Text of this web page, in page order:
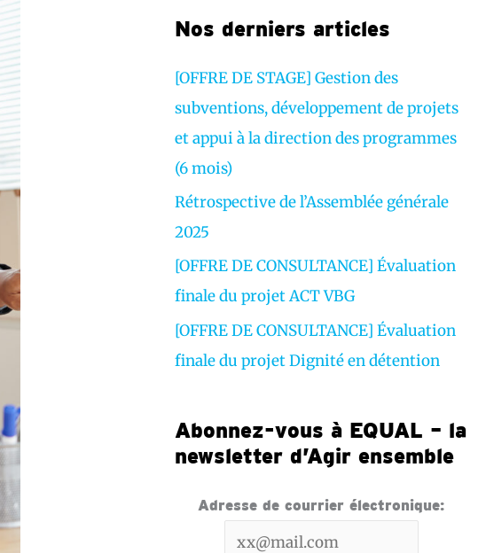
v
Nos derniers articles
[OFFRE DE STAGE] Gestion des
subventions, développement de projets
et appui à la direction des programmes
(6 mois)
Rétrospective de l’Assemblée générale
2025
[OFFRE DE CONSULTANCE] Évaluation
finale du projet ACT VBG
[OFFRE DE CONSULTANCE] Évaluation
finale du projet Dignité en détention
Abonnez-vous à EQUAL – la
newsletter d’Agir ensemble
Adresse de courrier électronique: